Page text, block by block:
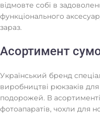
відмовте собі в
функціонального
зараз.
Асортимент
Український бренд
виробництві рюкзаків
подорожей. В
фотоапаратів, чохли для